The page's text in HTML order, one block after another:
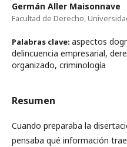
Germán Aller Maisonnave
Facultad de Derecho,
Palabras clave: aspectos
delincuencia empresarial,
organizado, criminología
Resumen
Cuando preparaba la
pensaba qué información